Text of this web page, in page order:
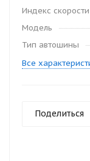
Индекс скорости
Модель
Тип автошины
Все
Поделиться